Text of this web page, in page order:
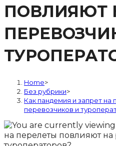
ПОВЛИЯЮТ
Home>
Без рубрики>
Как пандемия и запрет
перевозчиков и